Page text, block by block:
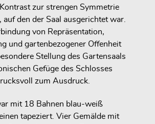
zur strengen Symmetrie
auf den der Saal ausgerichtet war.
von Repräsentation,
und gartenbezogener Offenheit
Stellung des Gartensaals
Gefüge des Schlosses
zum Ausdruck.
mit 18 Bahnen blau-weiß
tapeziert. Vier Gemälde mit